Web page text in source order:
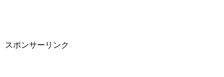
スポンサーリンク